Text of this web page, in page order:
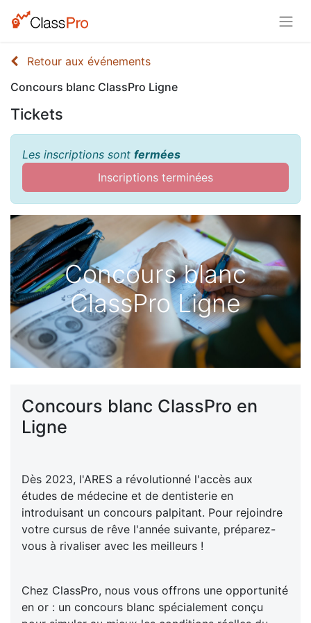
Retour aux événements
Concours blanc ClassPro Ligne
Tickets
Les inscriptions sont fermées
Inscriptions terminées
Concours blanc
ClassPro Ligne
Concours blanc ClassPro en
Ligne
Dès 2023, l'ARES a révolutionné l'accès aux
études de médecine et de dentisterie en
introduisant un concours palpitant. Pour rejoindre
votre cursus de rêve l'année suivante, préparez-
vous à rivaliser avec les meilleurs !
Chez ClassPro, nous vous offrons une opportunité
en or : un concours blanc spécialement conçu